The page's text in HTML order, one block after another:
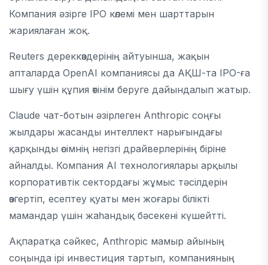
Компания әзірге IPO көлемі мен шарттарын
жариялаған жоқ.
Reuters дереккөздерінің айтуынша, жақын
апталарда OpenAI компаниясы да АҚШ-та IPO-ға
шығу үшін құпия өтінім беруге дайындалып жатыр.
Claude чат-ботын әзірлеген Anthropic соңғы
жылдары жасанды интеллект нарығындағы
қарқынды өсімнің негізгі драйверлерінің біріне
айналды. Компания AI технологиялары арқылы
корпоративтік сектордағы жұмыс тәсілдерін
өзгертіп, есептеу қуаты мен жоғары білікті
мамандар үшін жаһандық бәсекені күшейтті.
Ақпаратқа сәйкес, Anthropic мамыр айының
соңында ірі инвестиция тартып, компанияның